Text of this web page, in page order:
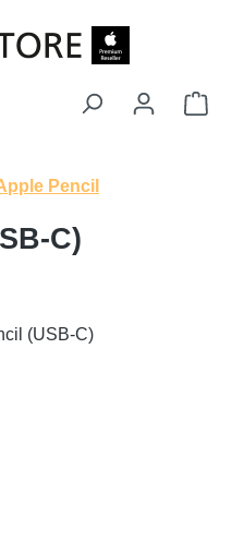
Pencil
C)